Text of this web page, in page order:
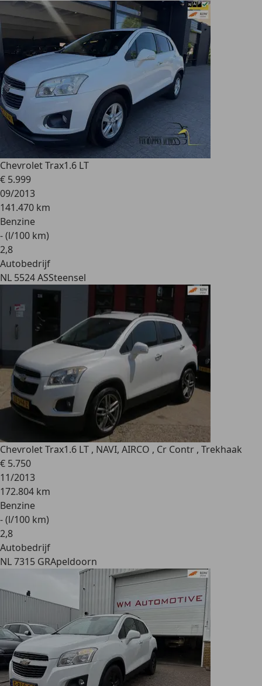
Chevrolet Trax1.6 LT
€ 5.999
09/2013
141.470 km
Benzine
- (l/100 km)
2,8
Autobedrijf
NL 5524 ASSteensel
Chevrolet Trax1.6 LT , NAVI, AIRCO , Cr Contr , Trekhaak
€ 5.750
11/2013
172.804 km
Benzine
- (l/100 km)
2,8
Autobedrijf
NL 7315 GRApeldoorn